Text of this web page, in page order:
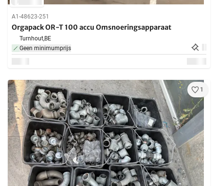
A1-48623-251
Orgapack OR-T 100 accu Omsnoeringsapparaat
Turnhout,BE
Geen minimumprijs
1